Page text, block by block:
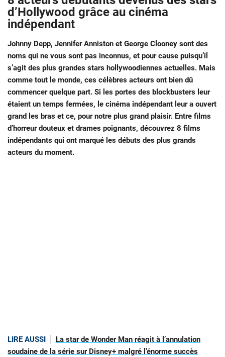
d’Hollywood grâce au cinéma
indépendant
Johnny Depp, Jennifer Anniston et George Clooney sont des
noms qui ne vous sont pas inconnus, et pour cause puisqu’il
s’agit des plus grandes stars hollywoodiennes actuelles. Mais
comme tout le monde, ces célèbres acteurs ont bien dû
commencer quelque part. Si les portes des blockbusters leur
étaient un temps fermées, le cinéma indépendant leur a ouvert
grand les bras et ce, pour notre plus grand plaisir. Entre films
d’horreur douteux et drames poignants, découvrez 8 films
indépendants qui ont marqué les débuts des plus grands
acteurs du moment.
LIRE AUSSI
La star de Wonder Man réagit à l’annulation
soudaine de la série sur Disney+ malgré l’énorme succès